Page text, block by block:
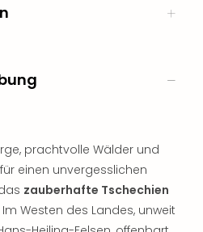
prachtvolle Wälder und
einen unvergesslichen
zauberhafte Tschechien
Westen des Landes, unweit